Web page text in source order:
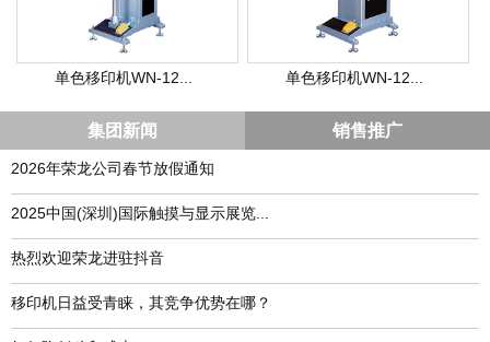
单色移印机WN-12... 单色移印机WN-12...
集团新闻 销售推广
2026年荣龙公司春节放假通知
​2025中国(深圳)国际触摸与显示展览...
热烈欢迎荣龙进驻抖音
移印机日益受青睐，其竞争优势在哪？